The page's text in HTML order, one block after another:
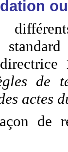
de
actes
de